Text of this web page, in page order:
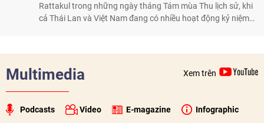
Rattakul trong những ngày tháng Tám mùa Thu lịch sử, khi
cả Thái Lan và Việt Nam đang có nhiều hoạt động kỷ niệm
giao Bhichai Rattakul, được giao nhiệm vụ cải thiện quan hệ
của Thái Lan với các nước láng giềng, trong đó có Việt Nam.
Với một trái tim chân thành và thiện chí, ông Bhichai
Rattakul đã góp phần đưa quan hệ Thái Lan - Việt Nam
sang một trang mới.
Multimedia Xem trên
Podcasts Video E-magazine Infographic